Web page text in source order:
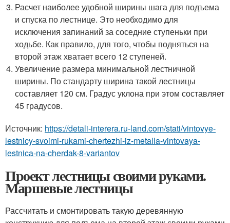
Расчет наиболее удобной ширины шага для подъема
и спуска по лестнице. Это необходимо для
исключения запинаний за соседние ступеньки при
ходьбе. Как правило, для того, чтобы подняться на
второй этаж хватает всего 12 ступеней.
Увеличение размера минимальной лестничной
ширины. По стандарту ширина такой лестницы
составляет 120 см. Градус уклона при этом составляет
45 градусов.
Источник: https://detali-interera.ru-land.com/stati/vintovye-
lestnicy-svoimi-rukami-chertezhi-iz-metalla-vintovaya-
lestnica-na-cherdak-8-variantov
Проект лестницы своими руками.
Маршевые лестницы
Рассчитать и смонтировать такую деревянную